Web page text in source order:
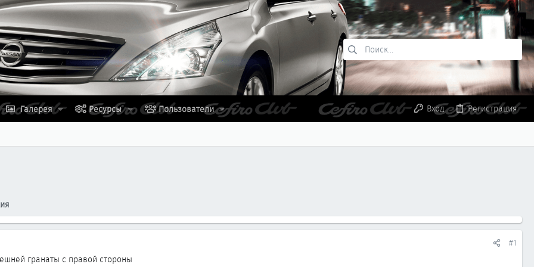
Галерея Ресурсы Пользователи Вход Регистрация
#1
гранаты с правой стороны